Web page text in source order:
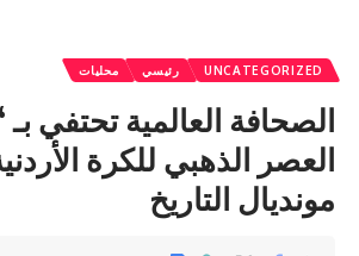
UNCATEGORIZED رئيسي محليات
الصحافة العالمية تحتفي
العصر الذهبي للكرة
مونديال التاريخ